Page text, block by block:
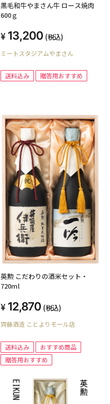
黒毛和牛やまさん牛 ロース焼肉
600ｇ
13,200 (税込)
ミートスタジアムやまさん
送料込み 贈答用おすすめ
英勲 こだわりの酒米セット・
720ml
12,870 (税込)
齊藤酒造 ことよりモール店
送料込み
おすすめ商品
贈答用おすすめ